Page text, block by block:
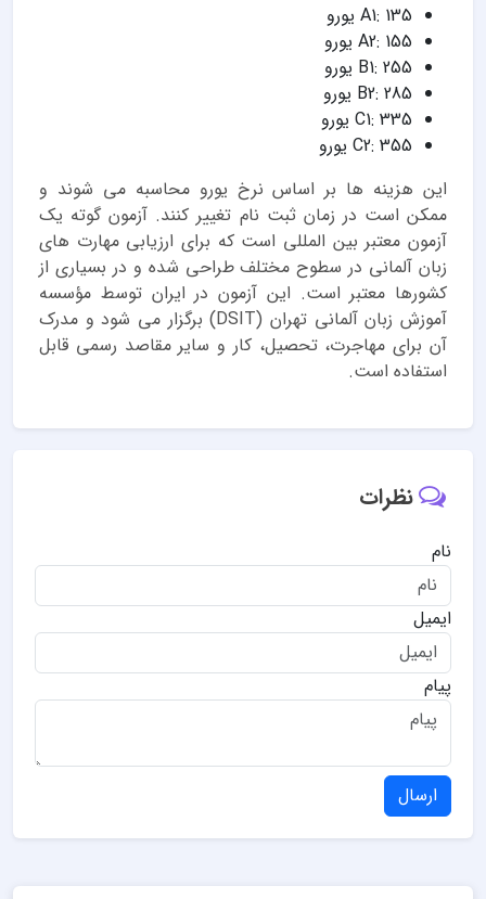
A1: 135 یورو
A2: 155 یورو
B1: 255 یورو
B2: 285 یورو
C1: 335 یورو
C2: 355 یورو
این هزینه ها بر اساس نرخ یورو محاسبه می شوند و
ممکن است در زمان ثبت نام تغییر کنند. آزمون گوته یک
آزمون معتبر بین المللی است که برای ارزیابی مهارت های
زبان آلمانی در سطوح مختلف طراحی شده و در بسیاری از
کشورها معتبر است. این آزمون در ایران توسط مؤسسه
آموزش زبان آلمانی تهران (DSIT) برگزار می شود و مدرک
آن برای مهاجرت، تحصیل، کار و سایر مقاصد رسمی قابل
استفاده است.
نظرات
نام
ایمیل
پیام
ارسال